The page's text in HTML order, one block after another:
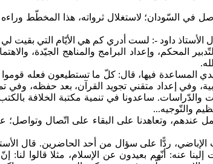
لاستغلال ثرواته، هذا المخطّط وراءه
الأستاذ داود -: لست أدري كم هي الأيّام التي بقيت
المحكم، وإعداد البرامج والمناهج الجيّدة،
المساعدة فيها، قال: كلّ ما تستطيعون فعله
وفي إعداد متقني تجويد القرآن، بعد حفظه، وفي
والدّراسات. ساعدونا في تنمية مكتبة الخلافة
والتّوجيه...
وتعاهدنا على البقاء على اتّصال وتواصل؛
ردًّا على سؤال من أحد الحاضرين. قال
عنه: أنّهم بعيدون عن الإسلام، مثلا قالوا لنا: